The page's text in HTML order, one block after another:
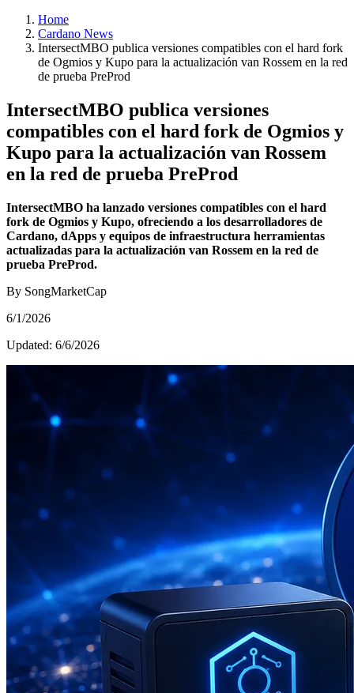
Home
Cardano News
IntersectMBO publica versiones compatibles con el hard fork
de Ogmios y Kupo para la actualización van Rossem en la red
de prueba PreProd
IntersectMBO publica versiones
compatibles con el hard fork de Ogmios y
Kupo para la actualización van Rossem
en la red de prueba PreProd
IntersectMBO ha lanzado versiones compatibles con el hard
fork de Ogmios y Kupo, ofreciendo a los desarrolladores de
Cardano, dApps y equipos de infraestructura herramientas
actualizadas para la actualización van Rossem en la red de
prueba PreProd.
By SongMarketCap
6/1/2026
Updated: 6/6/2026